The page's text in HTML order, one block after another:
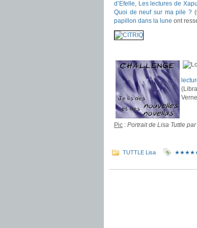
d’Efelle, Les lectures de
Quoi de neuf sur ma pile ?
papillon dans la lune ont
Pic : Portrait de Lisa Tuttle
TUTTLE Lisa